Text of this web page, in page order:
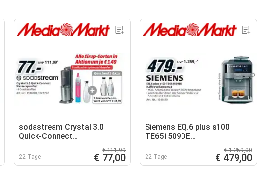
sodastream Crystal 3.0
Quick-Connect
22 Tage
€ 111,99
€ 77,00
Siemens EQ.6 plus s100
TE651509DE
22 Tage
€ 1.259,00
€ 479,00